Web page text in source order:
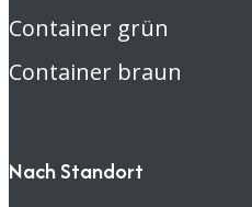
Container grün
Container braun
Nach Standort